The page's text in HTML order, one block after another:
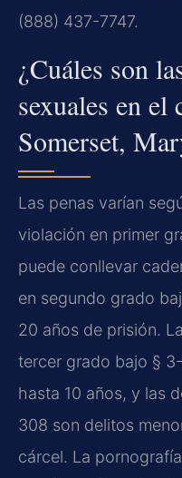
(888) 437-7747.
¿Cuáles son
sexuales en el
Somerset,
Las penas varían
violación en primer
puede conllevar
en segundo grado
20 años de prisión.
tercer grado bajo §
hasta 10 años, y las
308 son delitos
cárcel. La